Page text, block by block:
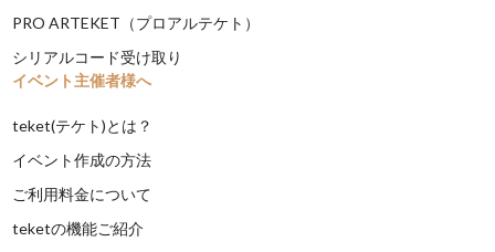
PRO ARTEKET（プロアルテケト）
シリアルコード受け取り
イベント主催者様へ
teket(テケト)とは？
イベント作成の方法
ご利用料金について
teketの機能ご紹介